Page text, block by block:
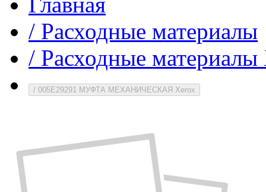
/ Расходные материалы
/ Расходные
/ 005E29291 МУФТА МЕХАНИЧЕСКАЯ Xerox